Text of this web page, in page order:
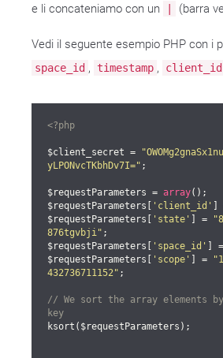
e li concateniamo con un
(barra
Vedi il seguente esempio PHP con i
space_id , timestamp , client_id
<?php
$client_secret =
yLPONvcTKbhDv7I=" ;
$requestParameters = array();
$requestParameters[ 'client_id' ]
$requestParameters[ 'state' ] =
876tgvbji" ;
$requestParameters[ 'space_id' ] =
$requestParameters[ 'scope' ] =
432736711152" ;
// We sort the array elements
key
ksort($requestParameters);